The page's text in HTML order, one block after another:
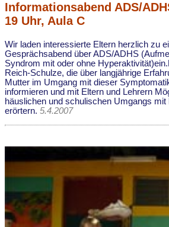
Informationsabend ADS/
19 Uhr, Aula C
Wir laden interessierte Eltern herzlich zu
Gesprächsabend über ADS/ADHS
Syndrom mit oder ohne
Reich-Schulze, die über langjährige
Mutter im Umgang mit dieser
informieren und mit Eltern und Lehrern
häuslichen und schulischen Umgangs mit
erörtern. 5.4.2007